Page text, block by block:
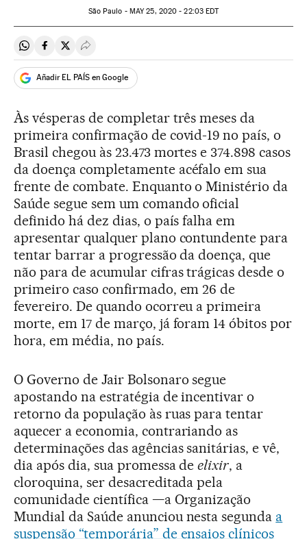
São Paulo - MAY25, 2020 - 22:03EDT
Compartir en Whatsapp
Compartir en Facebook
Compartir en Twitter
Desplegar Redes Sociales
Añadir EL PAÍS en Google
Às vésperas de completar três meses da
primeira confirmação de covid-19 no país, o
Brasil chegou às 23.473 mortes e 374.898 casos
da doença completamente acéfalo em sua
frente de combate. Enquanto o Ministério da
Saúde segue sem um comando oficial
definido há dez dias, o país falha em
apresentar qualquer plano contundente para
tentar barrar a progressão da doença, que
não para de acumular cifras trágicas desde o
primeiro caso confirmado, em 26 de
fevereiro. De quando ocorreu a primeira
morte, em 17 de março, já foram 14 óbitos por
hora, em média, no país.
O Governo de Jair Bolsonaro segue
apostando na estratégia de incentivar o
retorno da população às ruas para tentar
aquecer a economia, contrariando as
determinações das agências sanitárias, e vê,
dia após dia, sua promessa deelixir, a
cloroquina, ser desacreditada pela
comunidade científica —a Organização
Mundial da Saúde anunciou nesta segunda a
suspensão “temporária” de ensaios clínicos